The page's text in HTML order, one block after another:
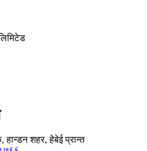
हान्डन शहर, हेबेई प्रान्त